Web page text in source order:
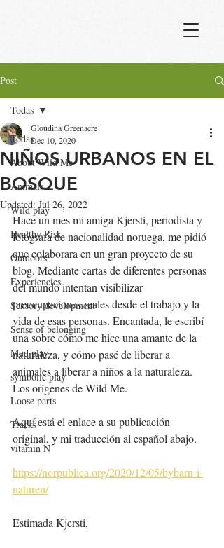
Post
Todas
About Wild Me
Animals
Wild play
Healthy Risk
Outdoors
Experiencies
Sensory development
Sense of belonging
Mud play
symbolic play
Loose parts
Tracks
vitamin N
Todas
NIÑOS URBANOS EN EL
BOSQUE
Gloudina Greenacre
Dec 10, 2020
Updated:Jul 26, 2022
Hace un mes mi amiga Kjersti, periodista y
fotógrafa de nacionalidad noruega, me pidió
que colaborara en un gran proyecto de su
blog. Mediante cartas de diferentes personas
del mundo intentan visibilizar
preocupaciones reales desde el trabajo y la
vida de esas personas. Encantada, le escribí
una sobre cómo me hice una amante de la
naturaleza, y cómo pasé de liberar a
animales a liberar a niños a la naturaleza.
Los orígenes de Wild Me.
Aquí está el enlace a su publicación
original, y mi traducción al español abajo.
https://norpublica.org/2020/12/05/bybarn-i-
naturen/
Estimada Kjersti,